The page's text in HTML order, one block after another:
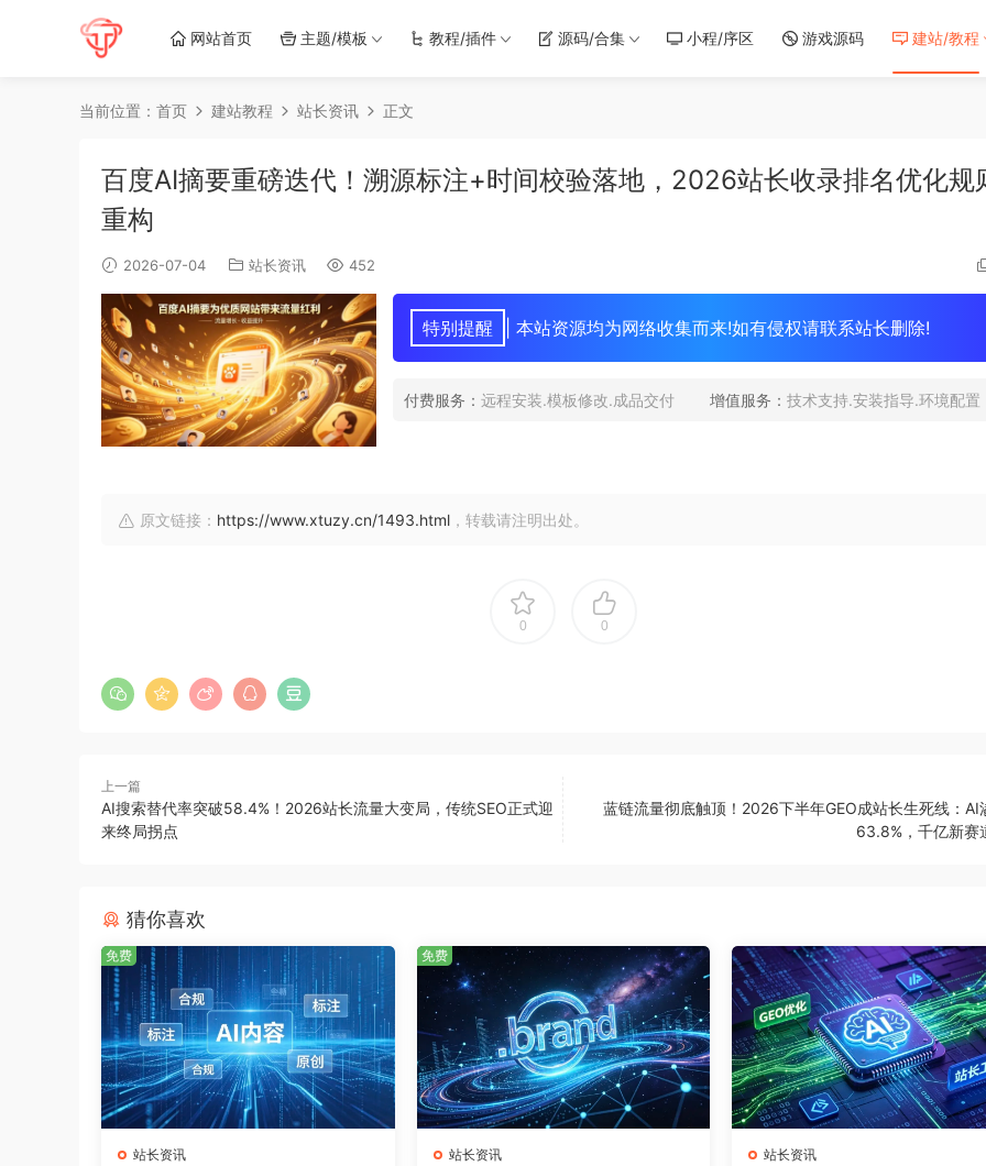
网站首页 主题/模板 教程/插件 源码/合集 小程/序区 游戏源码 建站/教程
当前位置： 首页 建站教程 站长资讯 正文
百度AI摘要重磅迭代！溯源标注+时间校验落地，2026站长收录排名优化规
重构
2026-07-04 站长资讯 452
特别提醒 | 本站资源均为网络收集而来!如有侵权请联系站长删除!
付费服务： 远程安装.模板修改.成品交付 增值服务： 技术支持.安装指导.环境配置
原文链接： https://www.xtuzy.cn/1493.html ，转载请注明出处。
0 0
上一篇
AI搜索替代率突破58.4%！2026站长流量大变局，传统SEO正式迎
来终局拐点
蓝链流量彻底触顶！2026下半年GEO成站长生死线：AI
63.8%，千亿新赛
猜你喜欢
站长资讯
免费
站长资讯
免费
站长资讯